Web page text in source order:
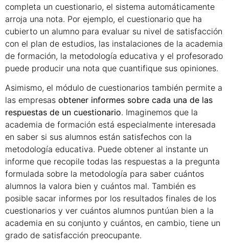
completa un cuestionario, el sistema automáticamente
arroja una nota. Por ejemplo, el cuestionario que ha
cubierto un alumno para evaluar su nivel de satisfacción
con el plan de estudios, las instalaciones de la academia
de formación, la metodología educativa y el profesorado
puede producir una nota que cuantifique sus opiniones.
Asimismo, el módulo de cuestionarios también permite a
las empresas obtener informes sobre cada una de las
respuestas de un cuestionario. Imaginemos que la
academia de formación está especialmente interesada
en saber si sus alumnos están satisfechos con la
metodología educativa. Puede obtener al instante un
informe que recopile todas las respuestas a la pregunta
formulada sobre la metodología para saber cuántos
alumnos la valora bien y cuántos mal. También es
posible sacar informes por los resultados finales de los
cuestionarios y ver cuántos alumnos puntúan bien a la
academia en su conjunto y cuántos, en cambio, tiene un
grado de satisfacción preocupante.